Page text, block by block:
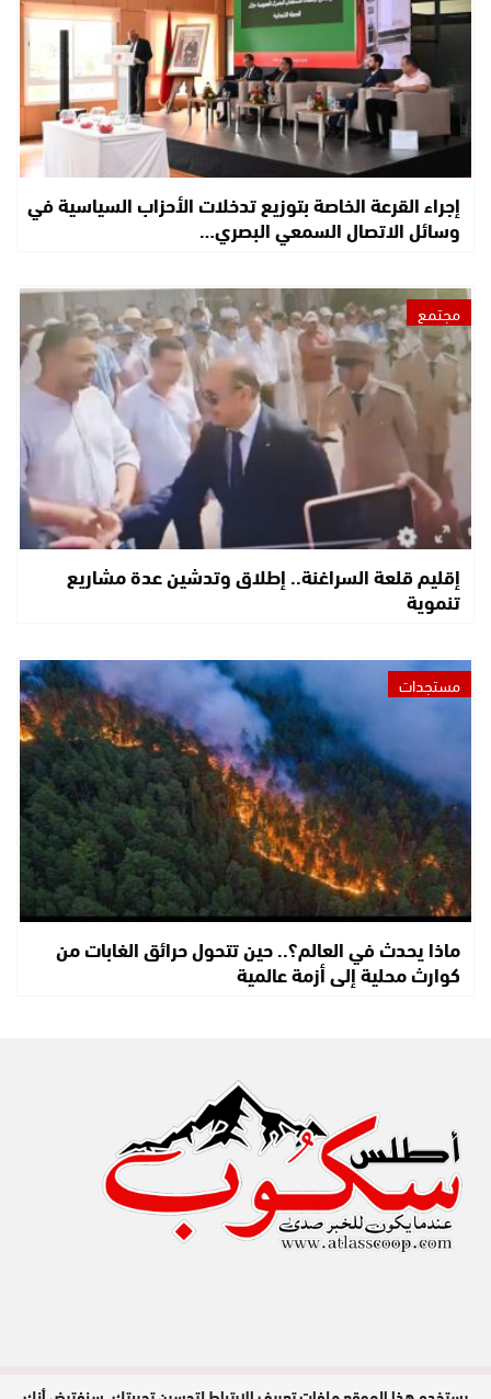
إجراء القرعة الخاصة بتوزيع تدخلات الأحزاب السياسية في
وسائل الاتصال السمعي البصري…
مجتمع
إقليم قلعة السراغنة.. إطلاق وتدشين عدة مشاريع
تنموية
مستجدات
ماذا يحدث في العالم؟.. حين تتحول حرائق الغابات من
كوارث محلية إلى أزمة عالمية